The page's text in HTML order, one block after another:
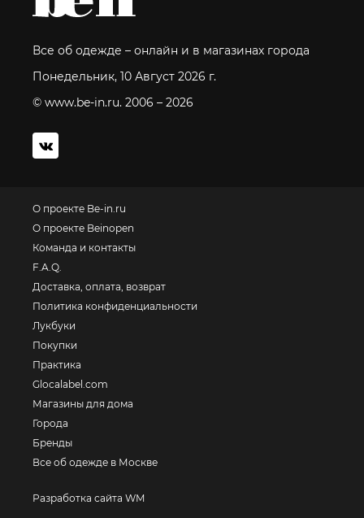
Все об одежде – онлайн и в магазинах города
Понедельник, 10 Август 2026 г.
© www.be-in.ru. 2006 – 2026
О проекте Be-in.ru
О проекте Beinopen
Команда и контакты
F.A.Q.
Доставка, оплата, возврат
Политика конфиденциальности
Лукбуки
Покупки
Практика
Glocalabel.com
Магазины для дома
Города
Бренды
Все об одежде в Москве
Разработка сайта WM